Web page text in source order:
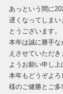
あっという間に
遅くなってしま
とうございます。
本年は誠に勝手
えさせていただ
ようお願い申し上
本年もどうぞよ
様のご健勝とご